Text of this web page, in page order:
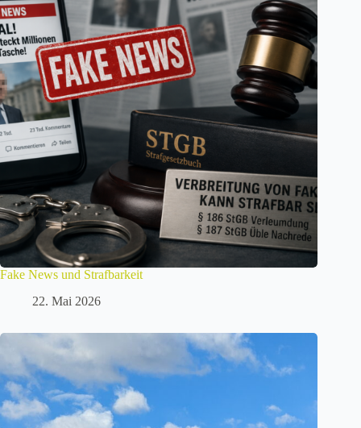
Fake News und Strafbarkeit
22. Mai 2026